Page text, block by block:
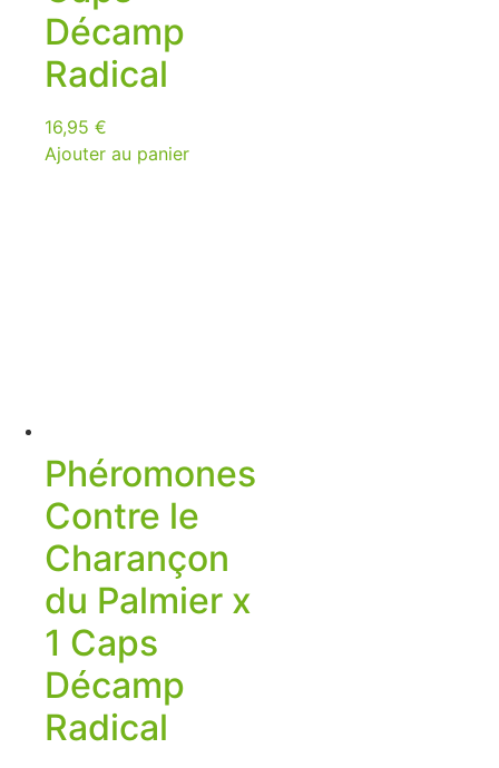
Décamp
Radical
16,95 €
Ajouter au panier
Phéromones
Contre le
Charançon
du Palmier x
1 Caps
Décamp
Radical